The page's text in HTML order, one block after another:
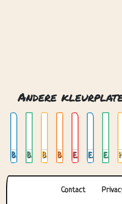
Andere
Beer met honing Boomhut Boomstronkhuis Bos met waterval Eekhoorn Elvenhuis Esdoorn bladeren
Contact